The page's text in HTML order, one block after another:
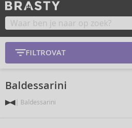
FILTROVAT
Baldessarini
Baldessarini